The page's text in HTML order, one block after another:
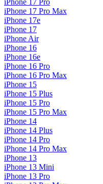
iPhone 17 Pro
iPhone 17 Pro Max
iPhone 17e
iPhone 17
iPhone Air
iPhone 16
iPhone 16e
iPhone 16 Pro
iPhone 16 Pro Max
iPhone 15
iPhone 15 Plus
iPhone 15 Pro
iPhone 15 Pro Max
iPhone 14
iPhone 14 Plus
iPhone 14 Pro
iPhone 14 Pro Max
iPhone 13
iPhone 13 Mini
iPhone 13 Pro